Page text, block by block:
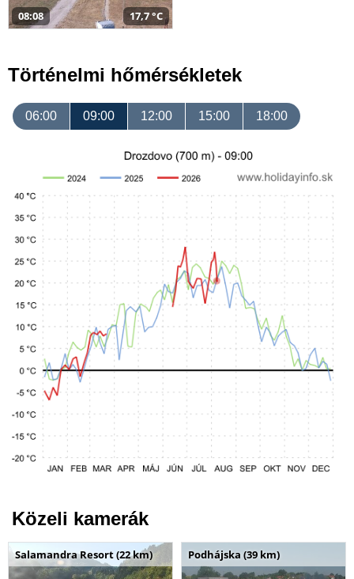
08:08 17,7 °C
Történelmi hőmérsékletek
06:00 09:00 12:00 15:00 18:00
Közeli kamerák
Salamandra Resort (22 km) Podhájska (39 km)